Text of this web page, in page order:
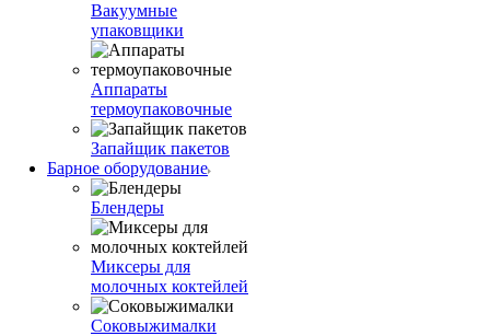
Вакуумные
упаковщики
Аппараты
термоупаковочные
Запайщик пакетов
Барное оборудование
Блендеры
Миксеры для
молочных коктейлей
Соковыжималки